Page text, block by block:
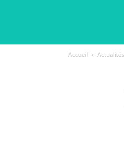
Accueil Actualités